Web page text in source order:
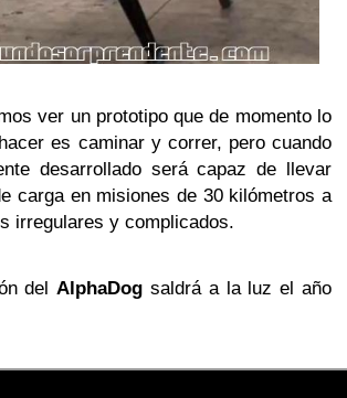
ver un prototipo que de momento lo
hacer es caminar y correr, pero cuando
desarrollado será capaz de llevar
carga en misiones de 30 kilómetros a
irregulares y complicados.
delAlphaDog saldrá a la luz el año